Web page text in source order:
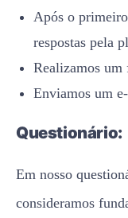
Após o
respostas pela
Realizamos
Enviamos um
Questionário:
Em nosso
consideramos